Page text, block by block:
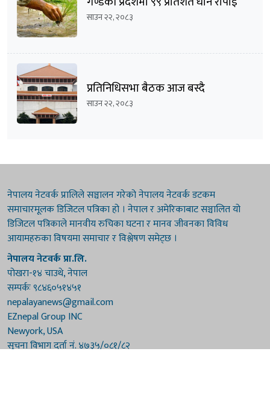
साउन २२, २०८३
प्रतिनिधिसभा बैठक आज बस्दै
साउन २२, २०८३
नेपालय नेटवर्क प्रालिले सञ्चालन गरेको नेपालय नेटवर्क डटकम
समाचारमूलक डिजिटल पत्रिका हो । नेपाल र अमेरिकाबाट सञ्चालित यो
डिजिटल पत्रिकाले मानवीय रुचिका घटना र मानव जीवनका विविध
आयामहरुका विषयमा समाचार र विश्लेषण समेट्छ ।
नेपालय नेटवर्क प्रा.लि.
पोखरा-१४ चाउथे, नेपाल
सम्पर्कः ९८४६०५१४५१
nepalayanews@gmail.com
EZnepal Group INC
Newyork, USA
सूचना विभाग दर्ता नं. ४७३५/०८१/८२